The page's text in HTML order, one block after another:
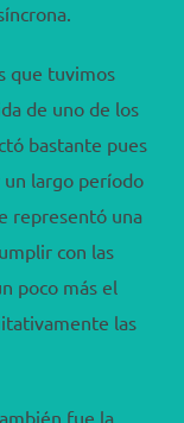
que tuvimos
de uno de los
bastante pues
largo período
representó una
con las
poco más el
las
fue la